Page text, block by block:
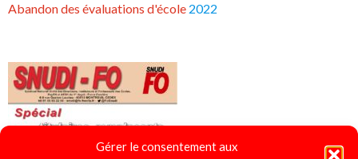
Gérer le consentement aux
Abandon des évaluations d'école 2022